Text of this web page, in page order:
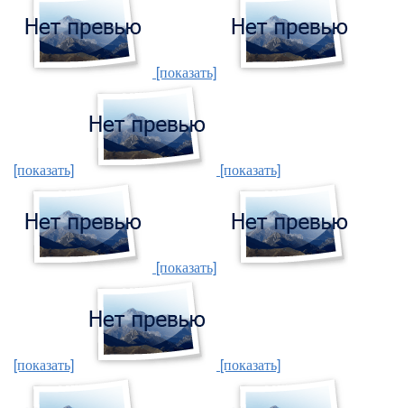
[показать]
[показать] [показать]
[показать]
[показать] [показать]